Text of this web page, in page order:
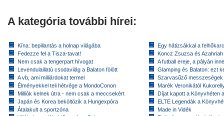
A kategória további hírei:
Kína: bepillantás a holnap világába
Fedezze fel a Tisza-tavat!
Nem csak a tengerpart hívogat
Levendulaillatú csodavilág a Balaton fölött
A vb, ami milliárdokat termel
Élményekkel teli hétvége a MondoConon
Milliók kelnek útra - nem csak a meccsekért
Japán és Korea beköltözik a Hungexpóra
Átalakult a sportzóna
Egy hátizsákkal a
Koncz Zsuzsa és
A futball ereje, a pályán
Glamping és Balaton: ezt
Szarvasűző messzeségek
Marék Veronikától
Díjat kapott a Könyvhéten
ELTE Legendák a
Made in Vidék